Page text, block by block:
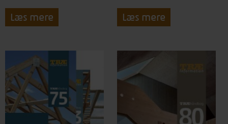
Læs mere Læs mere